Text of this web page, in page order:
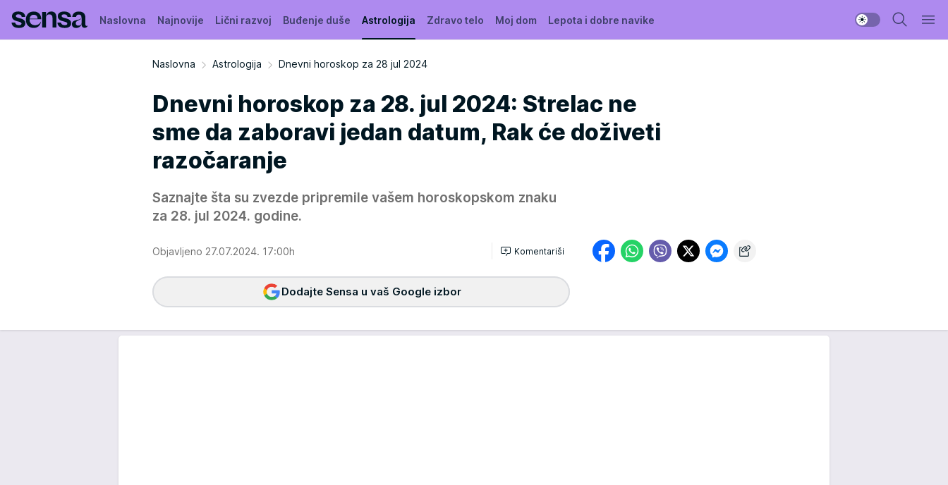
Naslovna Najnovije Lični razvoj Buđenje duše Astrologija Zdravo telo Moj dom Lepota i dobre navike
Naslovna Astrologija Dnevni horoskop za 28 jul 2024
Dnevni horoskop za 28. jul 2024: Strelac ne
sme da zaboravi jedan datum, Rak će doživeti
razočaranje
Saznajte šta su zvezde pripremile vašem horoskopskom znaku
za 28. jul 2024. godine.
Objavljeno 27.07.2024. 17:00h Komentariši
Dodajte Sensa u vaš Google izbor